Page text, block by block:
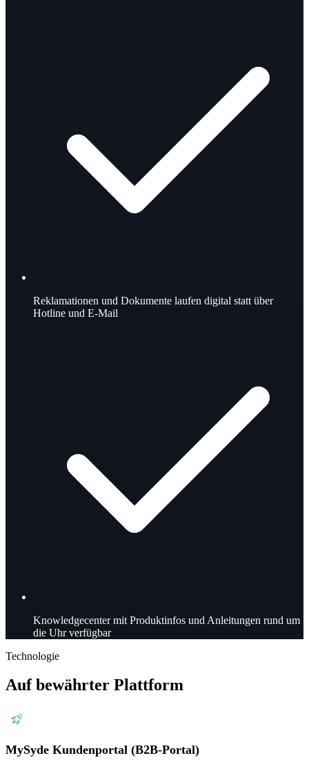
Reklamationen und Dokumente laufen digital statt über
Hotline und E-Mail
Knowledgecenter mit Produktinfos und Anleitungen rund um
die Uhr verfügbar
Technologie
Auf bewährter Plattform
MySyde Kundenportal (B2B-Portal)